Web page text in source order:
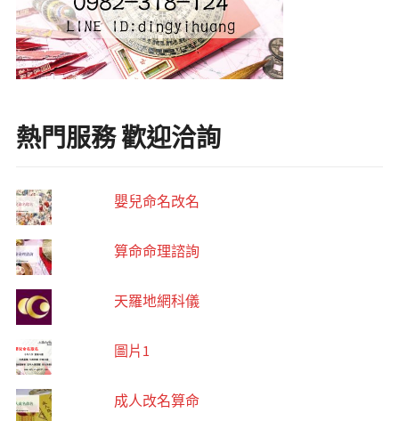
熱門服務 歡迎洽詢
嬰兒命名改名
算命命理諮詢
天羅地網科儀
圖片1
成人改名算命